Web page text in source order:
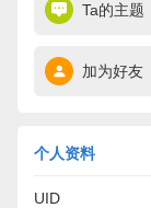
Ta的主题
加为好友
个人资料
UID